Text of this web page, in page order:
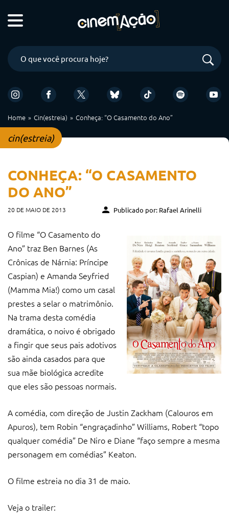
Home Cin(estreia) Conheça: “O Casamento do Ano”
cin(estreia)
CONHEÇA: “O CASAMENTO
DO ANO”
20 DE MAIO DE 2013 Publicado por: Rafael Arinelli
O filme “O Casamento do
Ano” traz Ben Barnes (As
Crônicas de Nárnia: Príncipe
Caspian) e Amanda Seyfried
(Mamma Mia!) como um casal
prestes a selar o matrimônio.
Na trama desta comédia
dramática, o noivo é obrigado
a fingir que seus pais adotivos
são ainda casados para que
sua mãe biológica acredite
que eles são pessoas normais.
A comédia, com direção de Justin Zackham (Calouros em
Apuros), tem Robin “engraçadinho” Williams, Robert “topo
qualquer comédia” De Niro e Diane “faço sempre a mesma
personagem em comédias” Keaton.
O filme estreia no dia 31 de maio.
Veja o trailer: